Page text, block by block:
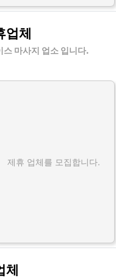
업체
마사지 업소 입니다.
제휴 업체를 모집합니다.
체